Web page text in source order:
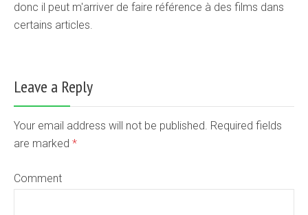
donc il peut m'arriver de faire référence à des films dans
certains articles.
Leave a Reply
Your email address will not be published. Required fields
are marked *
Comment